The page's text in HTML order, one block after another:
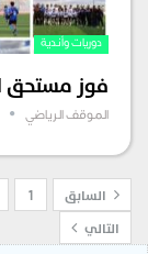
دوريات وأندية
فوز مستحق
الموقف الرياضي
السابق
التالي